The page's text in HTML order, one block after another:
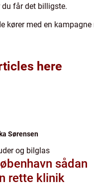
får det billigste.
kører med en
here
Sørensen
og bilglas
sådan
rette klinik